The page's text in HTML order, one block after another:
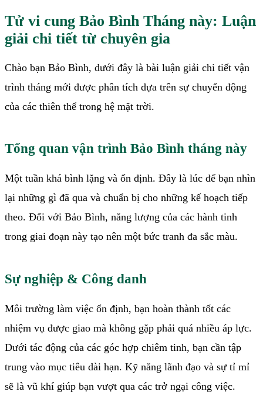
Tử vi cung Bảo Bình Tháng này: Luận
giải chi tiết từ chuyên gia
Chào bạn Bảo Bình, dưới đây là bài luận giải chi tiết vận
trình tháng mới được phân tích dựa trên sự chuyển động
của các thiên thể trong hệ mặt trời.
Tổng quan vận trình Bảo Bình tháng này
Một tuần khá bình lặng và ổn định. Đây là lúc để bạn nhìn
lại những gì đã qua và chuẩn bị cho những kế hoạch tiếp
theo. Đối với Bảo Bình, năng lượng của các hành tinh
trong giai đoạn này tạo nên một bức tranh đa sắc màu.
Sự nghiệp & Công danh
Môi trường làm việc ổn định, bạn hoàn thành tốt các
nhiệm vụ được giao mà không gặp phải quá nhiều áp lực.
Dưới tác động của các góc hợp chiêm tinh, bạn cần tập
trung vào mục tiêu dài hạn. Kỹ năng lãnh đạo và sự tỉ mỉ
sẽ là vũ khí giúp bạn vượt qua các trở ngại công việc.